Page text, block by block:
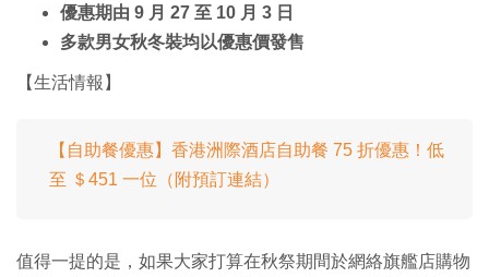
優惠期由 9 月 27 至 10 月 3 日
多款男女秋冬裝均以優惠價發售
【生活情報】
【自助餐優惠】香港洲際酒店自助餐 75 折優惠！低
至 ＄451 一位（附預訂連結）
值得一提的是，如果大家打算在秋祭期間於網絡旗艦店購物